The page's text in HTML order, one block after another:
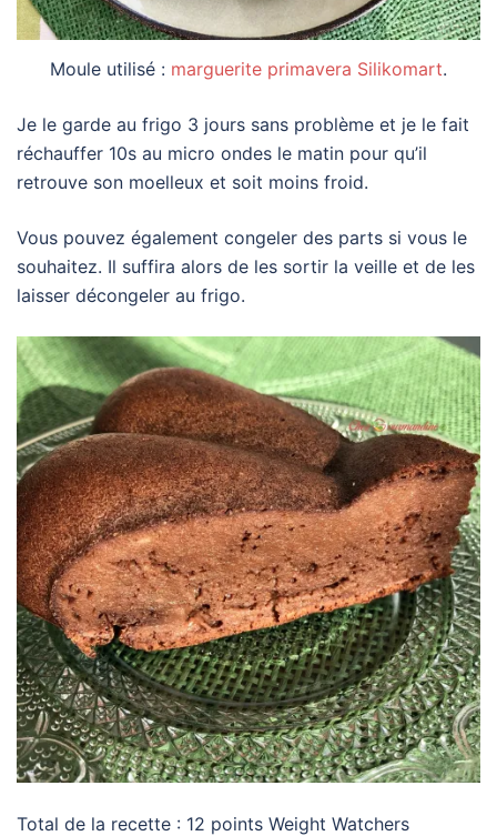
Moule utilisé : marguerite primavera Silikomart.
Je le garde au frigo 3 jours sans problème et je le fait
réchauffer 10s au micro ondes le matin pour qu’il
retrouve son moelleux et soit moins froid.
Vous pouvez également congeler des parts si vous le
souhaitez. Il suffira alors de les sortir la veille et de les
laisser décongeler au frigo.
Total de la recette : 12 points Weight Watchers